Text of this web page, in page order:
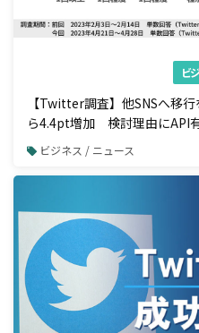
ビ
【Twitter調査】他SNSへ移
ら4.4pt増加 検討理由にAPI
べ）ビジネス / ニュース